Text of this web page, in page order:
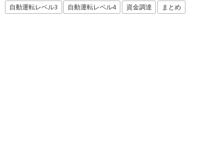
自動運転レベル3 自動運転レベル4 資金調達 まとめ